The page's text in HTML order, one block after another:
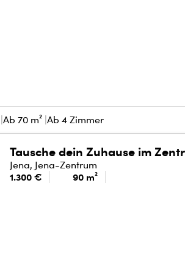
Ab 70 m² Ab 4 Zimmer
Tausche dein Zuhause im
Jena, Jena-Zentrum
1.300 € 90 m²